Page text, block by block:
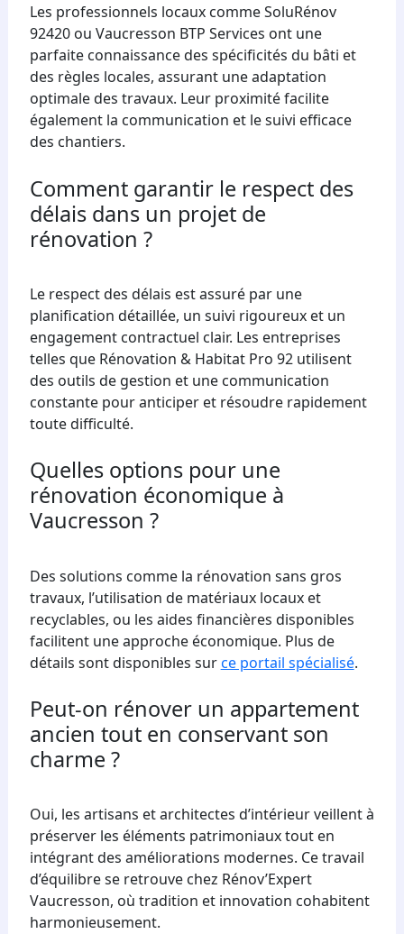
Les professionnels locaux comme SoluRénov
92420 ou Vaucresson BTP Services ont une
parfaite connaissance des spécificités du bâti et
des règles locales, assurant une adaptation
optimale des travaux. Leur proximité facilite
également la communication et le suivi efficace
des chantiers.
Comment garantir le respect des
délais dans un projet de
rénovation ?
Le respect des délais est assuré par une
planification détaillée, un suivi rigoureux et un
engagement contractuel clair. Les entreprises
telles que Rénovation & Habitat Pro 92 utilisent
des outils de gestion et une communication
constante pour anticiper et résoudre rapidement
toute difficulté.
Quelles options pour une
rénovation économique à
Vaucresson ?
Des solutions comme la rénovation sans gros
travaux, l’utilisation de matériaux locaux et
recyclables, ou les aides financières disponibles
facilitent une approche économique. Plus de
détails sont disponibles surce portail spécialisé.
Peut-on rénover un appartement
ancien tout en conservant son
charme ?
Oui, les artisans et architectes d’intérieur veillent à
préserver les éléments patrimoniaux tout en
intégrant des améliorations modernes. Ce travail
d’équilibre se retrouve chez Rénov’Expert
Vaucresson, où tradition et innovation cohabitent
harmonieusement.